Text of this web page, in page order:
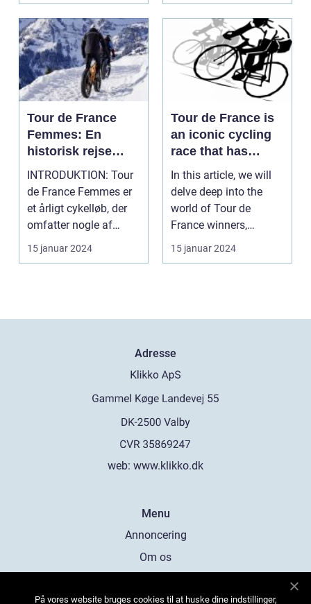
Tour de France
Femmes: En
historisk rejse
gennem kvinders
cykelløb
INTRODUKTION: Tour
de France Femmes er
et årligt cykelløb, der
omfatter nogle af
verdens bedste kvi...
15 januar 2024
Tour de France is
an iconic cycling
race that has
captivated sports
and leisure
enthusiasts for
over a century
In this article, we will
delve deep into the
world of Tour de
France winners,
shedding light on
thei...
15 januar 2024
Adresse
web: www.klikko.dk
Menu
Annoncering
Om os
På vores website bruges cookies til at huske dine indstillinger,